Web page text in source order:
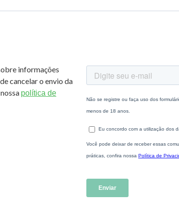
informações
cancelar o envio da
política de